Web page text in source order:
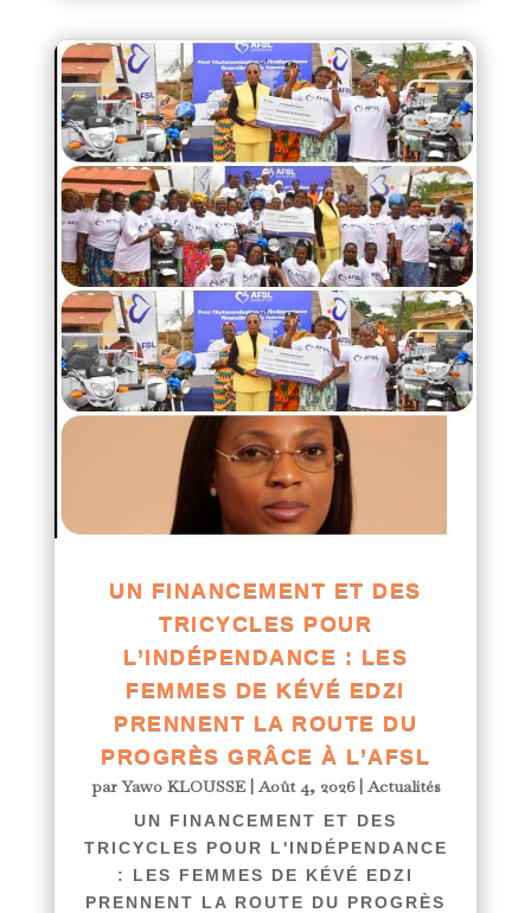
UN FINANCEMENT ET DES
TRICYCLES POUR
L’INDÉPENDANCE : LES
FEMMES DE KÉVÉ EDZI
PRENNENT LA ROUTE DU
PROGRÈS GRÂCE À L’AFSL
parYawo KLOUSSE|Août 4, 2026|Actualités
UN FINANCEMENT ET DES
TRICYCLES POUR L'INDÉPENDANCE
: LES FEMMES DE KÉVÉ EDZI
PRENNENT LA ROUTE DU PROGRÈS